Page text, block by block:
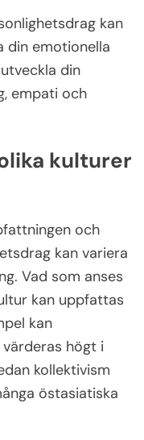
kan
emotionella
din
empati och
kulturer
och
kan variera
Vad som anses
kan uppfattas
kan
högt i
kollektivism
östasiatiska